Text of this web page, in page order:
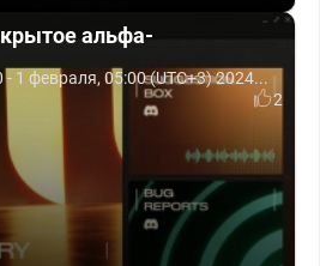
альфа-
1 февраля, 05:00 (UTC+3) 2024...
2